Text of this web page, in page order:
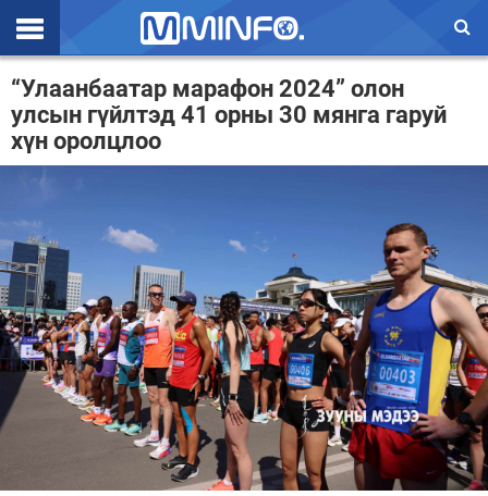
Эхлэл
Цаг агаар
Валют ханш
Эдийн засаг
Үзэл бодол
Спорт
Нийгэм
“Улаанбаатар марафон 2024” олон
улсын гүйлтэд 41 орны 30 мянга гаруй
хүн оролцлоо